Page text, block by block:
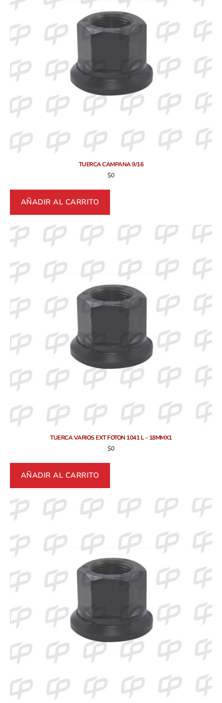
TUERCA CAMPANA 9/16
$0
AÑADIR AL CARRITO
TUERCA VARIOS EXT FOTON 1041 L – 18MMX1
$0
AÑADIR AL CARRITO